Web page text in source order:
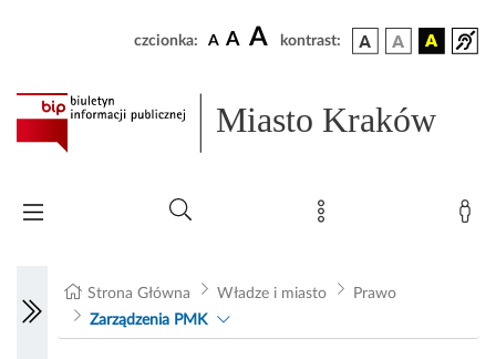
czcionka: A A A kontrast:
Miasto Kraków
Strona Główna Władze i miasto
Prawo
Zarządzenia PMK